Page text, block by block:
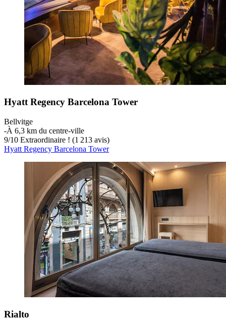
Hyatt Regency Barcelona Tower
Bellvitge
‐À 6,3 km du centre-ville
9/10 Extraordinaire ! (1 213 avis)
Hyatt Regency Barcelona Tower
Rialto